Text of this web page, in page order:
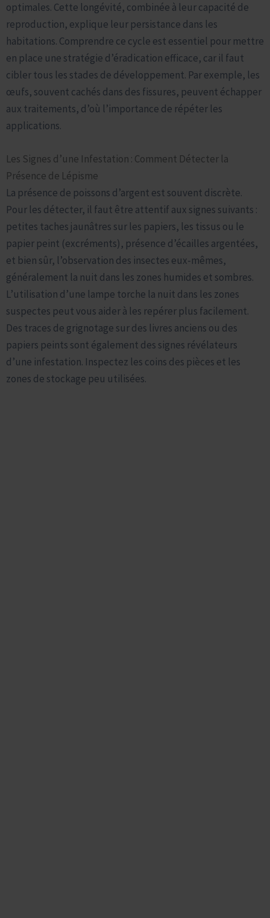
optimales. Cette longévité, combinée à leur capacité de
reproduction, explique leur persistance dans les
habitations. Comprendre ce cycle est essentiel pour mettre
en place une stratégie d’éradication efficace, car il faut
cibler tous les stades de développement. Par exemple, les
œufs, souvent cachés dans des fissures, peuvent échapper
aux traitements, d’où l’importance de répéter les
applications.
Les Signes d’une Infestation : Comment Détecter la
Présence de Lépisme
La présence de poissons d’argent est souvent discrète.
Pour les détecter, il faut être attentif aux signes suivants :
petites taches jaunâtres sur les papiers, les tissus ou le
papier peint (excréments), présence d’écailles argentées,
et bien sûr, l’observation des insectes eux-mêmes,
généralement la nuit dans les zones humides et sombres.
L’utilisation d’une lampe torche la nuit dans les zones
suspectes peut vous aider à les repérer plus facilement.
Des traces de grignotage sur des livres anciens ou des
papiers peints sont également des signes révélateurs
d’une infestation. Inspectez les coins des pièces et les
zones de stockage peu utilisées.